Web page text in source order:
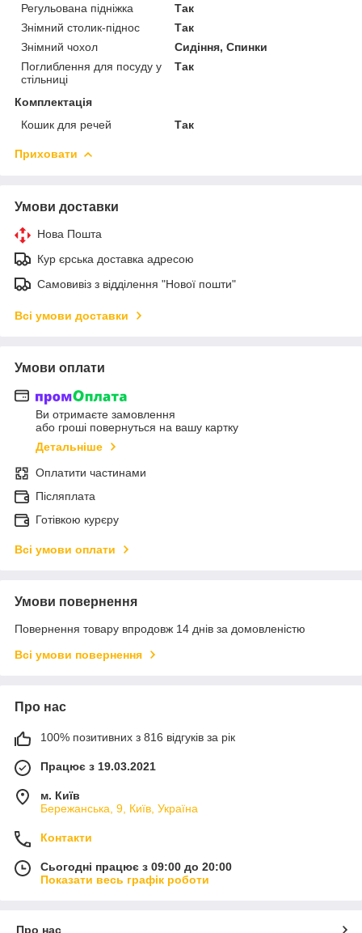
Регульована підніжка
Так
Знімний столик-піднос
Так
Знімний чохол
Сидіння, Спинки
Поглиблення для посуду у
стільниці
Так
Комплектація
Кошик для речей
Так
Приховати
Умови доставки
Нова Пошта
Кур єрська доставка адресою
Самовивіз з відділення "Нової пошти"
Всі умови доставки
Умови оплати
Ви отримаєте замовлення
або гроші повернуться на вашу картку
Детальніше
Оплатити частинами
Післяплата
Готівкою курєру
Всі умови оплати
Умови повернення
Повернення товару впродовж 14 днів за домовленістю
Всі умови повернення
Про нас
100% позитивних з 816 відгуків за рік
Працює з 19.03.2021
м. Київ
Бережанська, 9, Київ, Україна
Контакти
Сьогодні працює з 09:00 до 20:00
Показати весь графік роботи
Про нас